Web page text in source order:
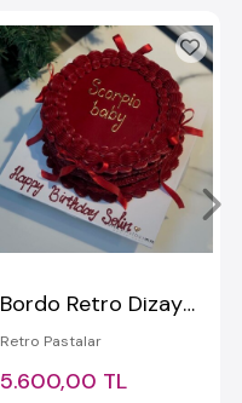
Bordo Retro Dizaynlı Kurdeleli Yazılı Pasta (Gold)
Retro Pastalar
5.600,00 TL